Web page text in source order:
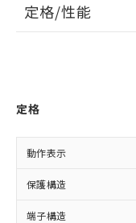
定格/性能
定格
動作表示
保護構造
端子構造